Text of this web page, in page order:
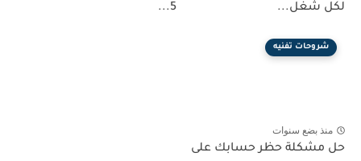
لكل شغل...
5...
شروحات تفنيه
منذ بضع سنوات
حل مشكلة حظر حسابك على